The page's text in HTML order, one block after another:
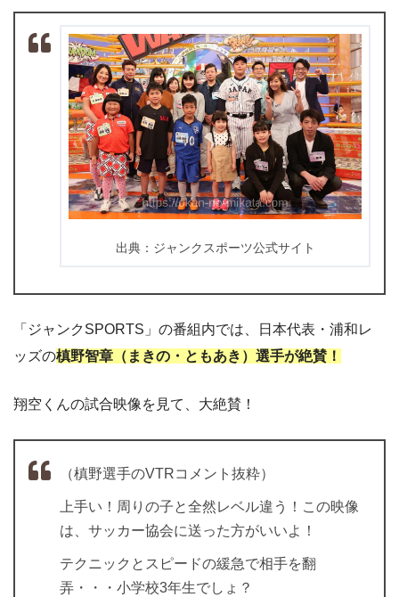
出典：ジャンクスポーツ公式サイト
「ジャンクSPORTS」の番組内では、日本代表・浦和レ
ッズの槙野智章（まきの・ともあき）選手が絶賛！
翔空くんの試合映像を見て、大絶賛！
（槙野選手のVTRコメント抜粋）
上手い！周りの子と全然レベル違う！この映像
は、サッカー協会に送った方がいいよ！
テクニックとスピードの緩急で相手を翻
弄・・・小学校3年生でしょ？